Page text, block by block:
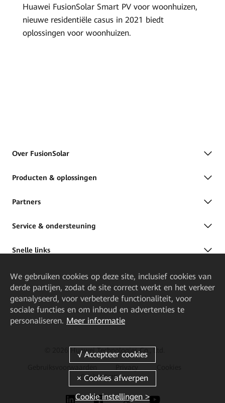
Huawei FusionSolar Smart PV voor woonhuizen,
nieuwe residentiële casus in 2021 biedt
oplossingen voor woonhuizen.
Over FusionSolar
Producten & oplossingen
Partners
Service & ondersteuning
Snelle links
© 2026 Huawei Technologies Co., Ltd.
Cookie Settings
We gebruiken cookies op deze site, inclusief cookies van
derde partijen, zodat de site correct werkt en het verkeer
geanalyseerd, voor verbeterde functionaliteit, voor
sociale functies en om inhoud en advertenties te
personaliseren. Meer informatie
Cookie instellingen >